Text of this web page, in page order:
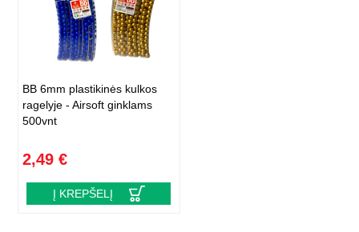
BB 6mm plastikinės kulkos
ragelyje - Airsoft ginklams
500vnt
2,49 €
Į KREPŠELĮ